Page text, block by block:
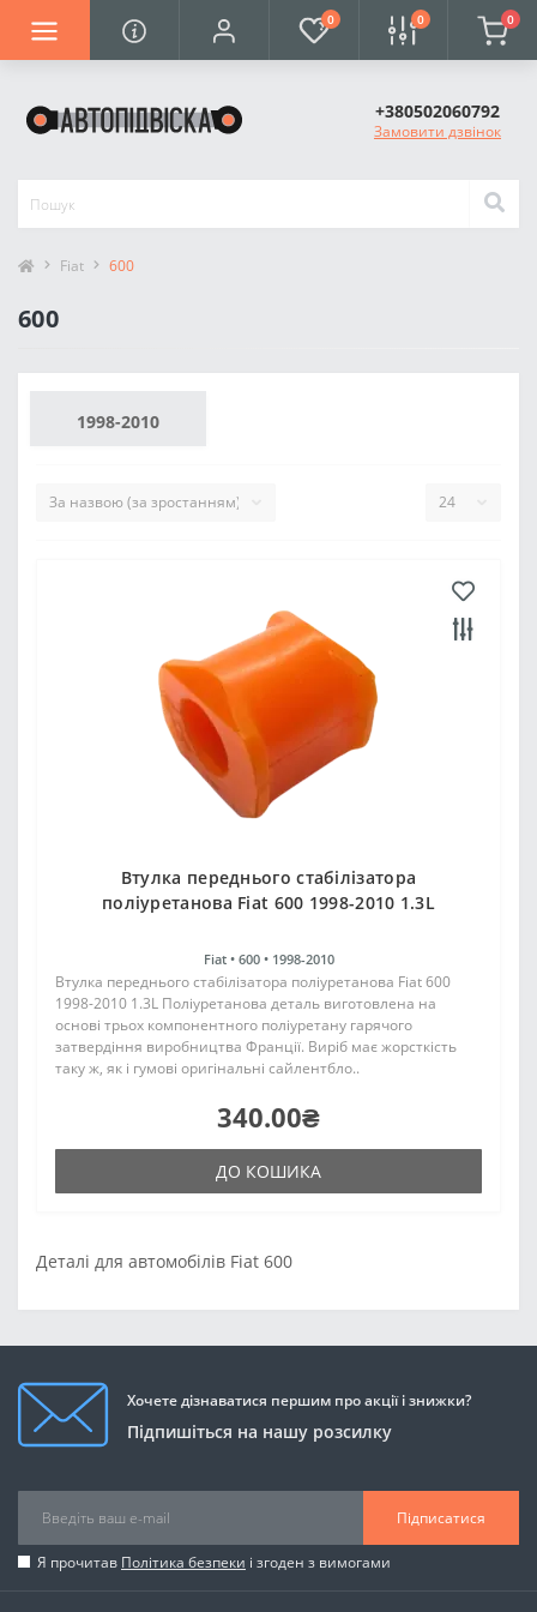
0 0 0
+380502060792
Замовити дзвінок
Fiat 600
600
1998-2010
Втулка переднього стабілізатора
поліуретанова Fiat 600 1998-2010 1.3L
Fiat • 600 • 1998-2010
Втулка переднього стабілізатора поліуретанова Fiat 600
1998-2010 1.3L Поліуретанова деталь виготовлена на
основі трьох компонентного поліуретану гарячого
затвердіння виробництва Франції. Виріб має жорсткість
таку ж, як і гумові оригінальні сайлентбло..
340.00₴
ДО КОШИКА
Деталі для автомобілів Fiat 600
Хочете дізнаватися першим про акції і знижки?
Підпишіться на нашу розсилку
Підписатися
Я прочитав Політика безпеки і згоден з вимогами